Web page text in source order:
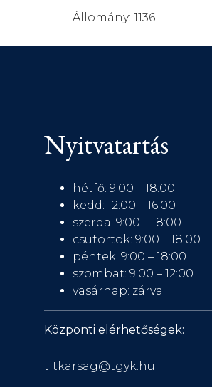
Állomány: 1136
Nyitvatartás
hétfő: 9:00 – 18:00
kedd: 12:00 – 16:00
szerda: 9:00 – 18:00
csütörtök: 9:00 – 18:00
péntek: 9:00 – 18:00
szombat: 9:00 – 12:00
vasárnap: zárva
Központi elérhetőségek:
titkarsag@tgyk.hu